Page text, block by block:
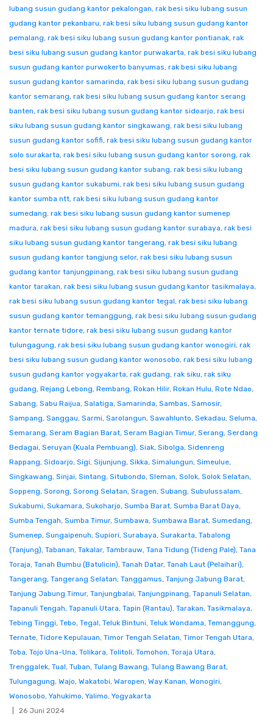
lubang susun gudang kantor pekalongan, rak besi siku lubang susun
gudang kantor pekanbaru, rak besi siku lubang susun gudang kantor
pemalang, rak besi siku lubang susun gudang kantor pontianak, rak
besi siku lubang susun gudang kantor purwakarta, rak besi siku lubang
susun gudang kantor purwokerto banyumas, rak besi siku lubang
susun gudang kantor samarinda, rak besi siku lubang susun gudang
kantor semarang, rak besi siku lubang susun gudang kantor serang
banten, rak besi siku lubang susun gudang kantor sidoarjo, rak besi
siku lubang susun gudang kantor singkawang, rak besi siku lubang
susun gudang kantor sofifi, rak besi siku lubang susun gudang kantor
solo surakarta, rak besi siku lubang susun gudang kantor sorong, rak
besi siku lubang susun gudang kantor subang, rak besi siku lubang
susun gudang kantor sukabumi, rak besi siku lubang susun gudang
kantor sumba ntt, rak besi siku lubang susun gudang kantor
sumedang, rak besi siku lubang susun gudang kantor sumenep
madura, rak besi siku lubang susun gudang kantor surabaya, rak besi
siku lubang susun gudang kantor tangerang, rak besi siku lubang
susun gudang kantor tangjung selor, rak besi siku lubang susun
gudang kantor tanjungpinang, rak besi siku lubang susun gudang
kantor tarakan, rak besi siku lubang susun gudang kantor tasikmalaya,
rak besi siku lubang susun gudang kantor tegal, rak besi siku lubang
susun gudang kantor temanggung, rak besi siku lubang susun gudang
kantor ternate tidore, rak besi siku lubang susun gudang kantor
tulungagung, rak besi siku lubang susun gudang kantor wonogiri, rak
besi siku lubang susun gudang kantor wonosobo, rak besi siku lubang
susun gudang kantor yogyakarta, rak gudang, rak siku, rak siku
gudang, Rejang Lebong, Rembang, Rokan Hilir, Rokan Hulu, Rote Ndao,
Sabang, Sabu Raijua, Salatiga, Samarinda, Sambas, Samosir,
Sampang, Sanggau, Sarmi, Sarolangun, Sawahlunto, Sekadau, Seluma,
Semarang, Seram Bagian Barat, Seram Bagian Timur, Serang, Serdang
Bedagai, Seruyan (Kuala Pembuang), Siak, Sibolga, Sidenreng
Rappang, Sidoarjo, Sigi, Sijunjung, Sikka, Simalungun, Simeulue,
Singkawang, Sinjai, Sintang, Situbondo, Sleman, Solok, Solok Selatan,
Soppeng, Sorong, Sorong Selatan, Sragen, Subang, Subulussalam,
Sukabumi, Sukamara, Sukoharjo, Sumba Barat, Sumba Barat Daya,
Sumba Tengah, Sumba Timur, Sumbawa, Sumbawa Barat, Sumedang,
Sumenep, Sungaipenuh, Supiori, Surabaya, Surakarta, Tabalong
(Tanjung), Tabanan, Takalar, Tambrauw, Tana Tidung (Tideng Pale), Tana
Toraja, Tanah Bumbu (Batulicin), Tanah Datar, Tanah Laut (Pelaihari),
Tangerang, Tangerang Selatan, Tanggamus, Tanjung Jabung Barat,
Tanjung Jabung Timur, Tanjungbalai, Tanjungpinang, Tapanuli Selatan,
Tapanuli Tengah, Tapanuli Utara, Tapin (Rantau), Tarakan, Tasikmalaya,
Tebing Tinggi, Tebo, Tegal, Teluk Bintuni, Teluk Wondama, Temanggung,
Ternate, Tidore Kepulauan, Timor Tengah Selatan, Timor Tengah Utara,
Toba, Tojo Una-Una, Tolikara, Tolitoli, Tomohon, Toraja Utara,
Trenggalek, Tual, Tuban, Tulang Bawang, Tulang Bawang Barat,
Tulungagung, Wajo, Wakatobi, Waropen, Way Kanan, Wonogiri,
Wonosobo, Yahukimo, Yalimo, Yogyakarta
26 Juni 2024